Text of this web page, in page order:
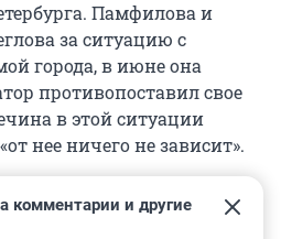
Памфилова и
за ситуацию с
города, в июне она
противопоставил свое
в этой ситуации
нее ничего не зависит».
комментарии и другие